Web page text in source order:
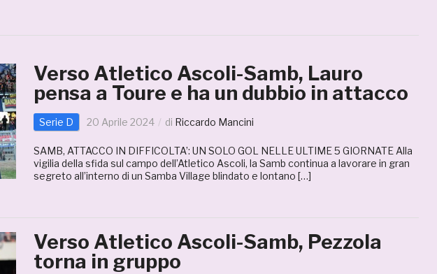
Verso Atletico Ascoli-Samb, Lauro
pensa a Toure e ha un dubbio in attacco
Serie D 20 Aprile 2024 di Riccardo Mancini
SAMB, ATTACCO IN DIFFICOLTA’: UN SOLO GOL NELLE ULTIME 5 GIORNATE Alla
vigilia della sfida sul campo dell’Atletico Ascoli, la Samb continua a lavorare in gran
segreto all’interno di un Samba Village blindato e lontano […]
Verso Atletico Ascoli-Samb, Pezzola
torna in gruppo